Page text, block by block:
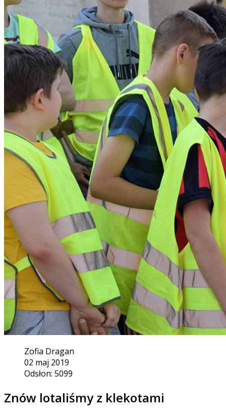
Zofia Dragan
02 maj 2019
Odsłon: 5099
Znów lotaliśmy z klekotami